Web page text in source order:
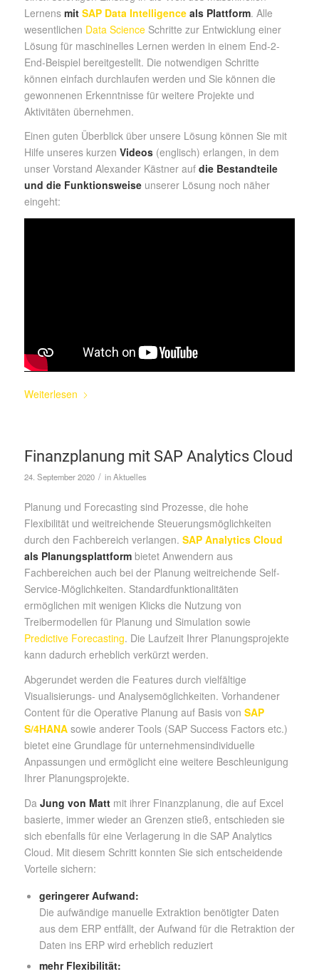
Lernens mit SAP Data Intelligenceals Plattform. Alle
wesentlichen Data ScienceSchritte zur Entwicklung einer
Lösung für maschinelles Lernen werden in einem End-2-
End-Beispiel bereitgestellt. Die notwendigen Schritte
können einfach durchlaufen werden und Sie können die
gewonnenen Erkenntnisse für weitere Projekte und
Aktivitäten übernehmen.
Einen guten Überblick über unsere Lösung können Sie mit
Hilfe unseres kurzen Videos(englisch) erlangen, in dem
unser Vorstand Alexander Kästner auf die Bestandteile
und die Funktionsweiseunserer Lösung noch näher
eingeht:
Weiterlesen
Finanzplanung mit SAP Analytics Cloud
24. September 2020 / inAktuelles
Planung und Forecasting sind Prozesse, die hohe
Flexibilität und weitreichende Steuerungsmöglichkeiten
durch den Fachbereich verlangen. SAP Analytics Cloud
als Planungsplattformbietet Anwendern aus
Fachbereichen auch bei der Planung weitreichende Self-
Service-Möglichkeiten. Standardfunktionalitäten
ermöglichen mit wenigen Klicks die Nutzung von
Treibermodellen für Planung und Simulation sowie
Predictive Forecasting. Die Laufzeit Ihrer Planungsprojekte
kann dadurch erheblich verkürzt werden.
Abgerundet werden die Features durch vielfältige
Visualisierungs- und Analysemöglichkeiten. Vorhandener
Content für die Operative Planung auf Basis von SAP
S/4HANAsowie anderer Tools (SAP Success Factors etc.)
bietet eine Grundlage für unternehmensindividuelle
Anpassungen und ermöglicht eine weitere Beschleunigung
Ihrer Planungsprojekte.
Da Jung von Mattmit ihrer Finanzplanung, die auf Excel
basierte, immer wieder an Grenzen stieß, entschieden sie
sich ebenfalls für eine Verlagerung in die SAP Analytics
Cloud. Mit diesem Schritt konnten Sie sich entscheidende
Vorteile sichern:
geringerer Aufwand:
Die aufwändige manuelle Extraktion benötigter Daten
aus dem ERP entfällt, der Aufwand für die Retraktion der
Daten ins ERP wird erheblich reduziert
mehr Flexibilität: